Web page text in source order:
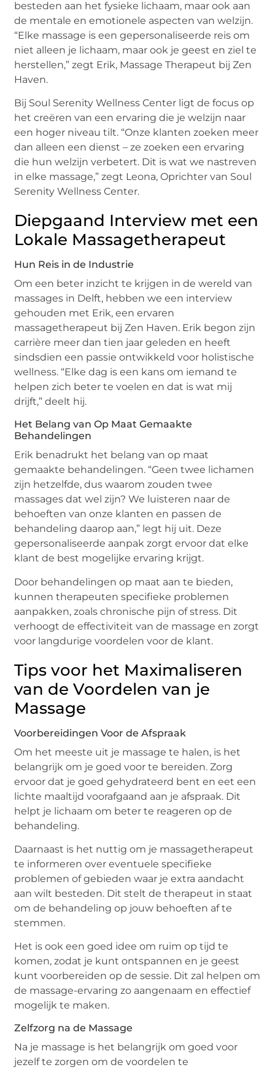
besteden aan het fysieke lichaam, maar ook aan
de mentale en emotionele aspecten van welzijn.
“Elke massage is een gepersonaliseerde reis om
niet alleen je lichaam, maar ook je geest en ziel te
herstellen,” zegt Erik, Massage Therapeut bij Zen
Haven.
Bij Soul Serenity Wellness Center ligt de focus op
het creëren van een ervaring die je welzijn naar
een hoger niveau tilt. “Onze klanten zoeken meer
dan alleen een dienst – ze zoeken een ervaring
die hun welzijn verbetert. Dit is wat we nastreven
in elke massage,” zegt Leona, Oprichter van Soul
Serenity Wellness Center.
Diepgaand Interview met een
Lokale Massagetherapeut
Hun Reis in de Industrie
Om een beter inzicht te krijgen in de wereld van
massages in Delft, hebben we een interview
gehouden met Erik, een ervaren
massagetherapeut bij Zen Haven. Erik begon zijn
carrière meer dan tien jaar geleden en heeft
sindsdien een passie ontwikkeld voor holistische
wellness. “Elke dag is een kans om iemand te
helpen zich beter te voelen en dat is wat mij
drijft,” deelt hij.
Het Belang van Op Maat Gemaakte
Behandelingen
Erik benadrukt het belang van op maat
gemaakte behandelingen. “Geen twee lichamen
zijn hetzelfde, dus waarom zouden twee
massages dat wel zijn? We luisteren naar de
behoeften van onze klanten en passen de
behandeling daarop aan,” legt hij uit. Deze
gepersonaliseerde aanpak zorgt ervoor dat elke
klant de best mogelijke ervaring krijgt.
Door behandelingen op maat aan te bieden,
kunnen therapeuten specifieke problemen
aanpakken, zoals chronische pijn of stress. Dit
verhoogt de effectiviteit van de massage en zorgt
voor langdurige voordelen voor de klant.
Tips voor het Maximaliseren
van de Voordelen van je
Massage
Voorbereidingen Voor de Afspraak
Om het meeste uit je massage te halen, is het
belangrijk om je goed voor te bereiden. Zorg
ervoor dat je goed gehydrateerd bent en eet een
lichte maaltijd voorafgaand aan je afspraak. Dit
helpt je lichaam om beter te reageren op de
behandeling.
Daarnaast is het nuttig om je massagetherapeut
te informeren over eventuele specifieke
problemen of gebieden waar je extra aandacht
aan wilt besteden. Dit stelt de therapeut in staat
om de behandeling op jouw behoeften af te
stemmen.
Het is ook een goed idee om ruim op tijd te
komen, zodat je kunt ontspannen en je geest
kunt voorbereiden op de sessie. Dit zal helpen om
de massage-ervaring zo aangenaam en effectief
mogelijk te maken.
Zelfzorg na de Massage
Na je massage is het belangrijk om goed voor
jezelf te zorgen om de voordelen te